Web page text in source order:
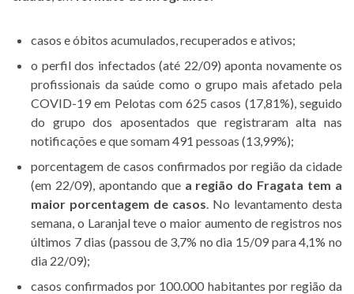
casos e óbitos acumulados, recuperados e ativos;
o perfil dos infectados (até 22/09) aponta novamente os
profissionais da saúde como o grupo mais afetado pela
COVID-19 em Pelotas com 625 casos (17,81%), seguido
do grupo dos aposentados que registraram alta nas
notificações e que somam 491 pessoas (13,99%);
porcentagem de casos confirmados por região da cidade
(em 22/09), apontando que a região do Fragata tem a
maior porcentagem de casos . No levantamento desta
semana, o Laranjal teve o maior aumento de registros nos
últimos 7 dias (passou de 3,7% no dia 15/09 para 4,1% no
dia 22/09);
casos confirmados por 100.000 habitantes por região da